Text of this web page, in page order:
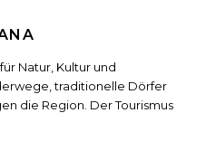
Natur, Kultur und
traditionelle Dörfer
die Region. Der Tourismus